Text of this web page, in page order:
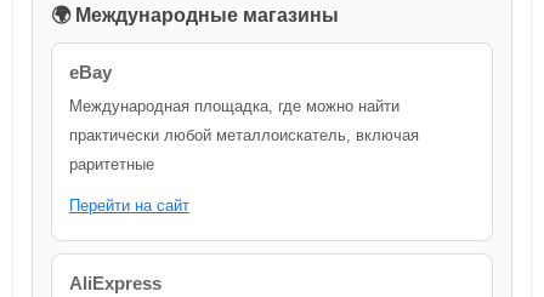
🌍 Международные магазины
eBay
Международная площадка, где можно найти
практически любой металлоискатель, включая
раритетные
Перейти на сайт
AliExpress